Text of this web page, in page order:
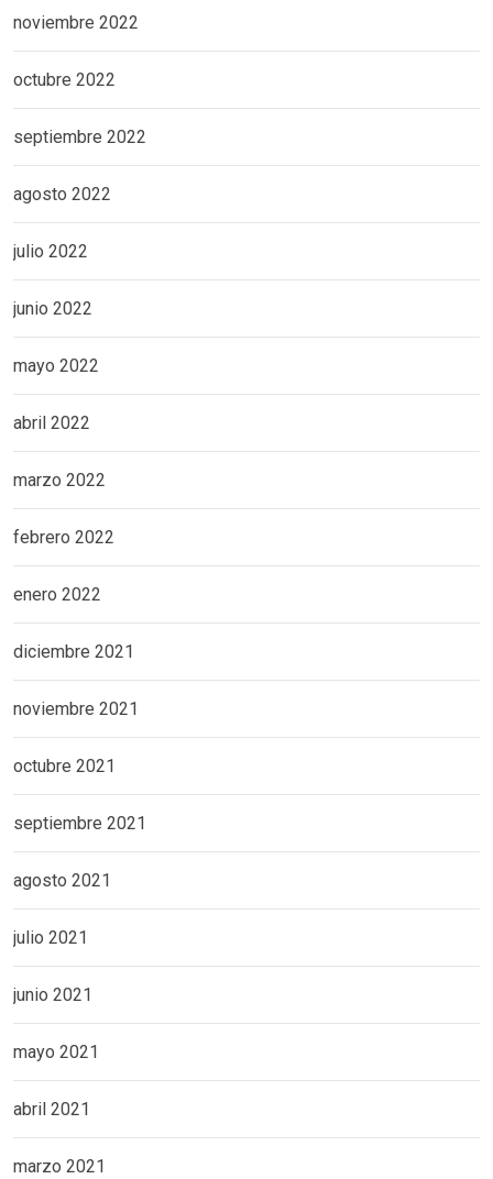
noviembre 2022
octubre 2022
septiembre 2022
agosto 2022
julio 2022
junio 2022
mayo 2022
abril 2022
marzo 2022
febrero 2022
enero 2022
diciembre 2021
noviembre 2021
octubre 2021
septiembre 2021
agosto 2021
julio 2021
junio 2021
mayo 2021
abril 2021
marzo 2021